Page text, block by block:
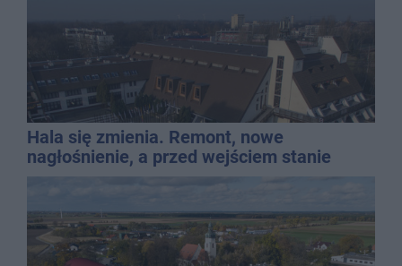
Hala się zmienia. Remont, nowe
nagłośnienie, a przed wejściem stanie
QEMETICA ARENA